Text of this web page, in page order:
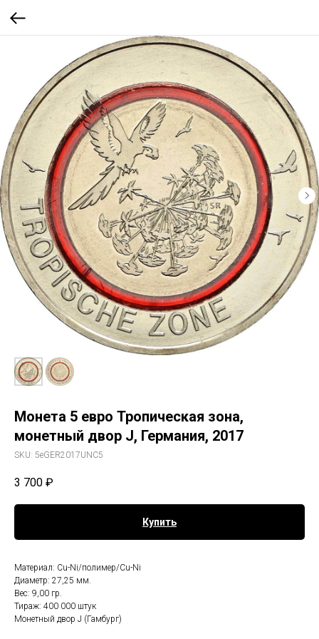
Монета 5 евро Тропическая зона,
монетный двор J, Германия, 2017
SKU: 5eGER2017UNC5
3 700 ₽
Купить
Материал: Cu-Ni/полимер/Cu-Ni
Диаметр: 27,25 мм.
Вес: 9,00 гр.
Тираж: 400 000 штук
Монетный двор J (Гамбург)